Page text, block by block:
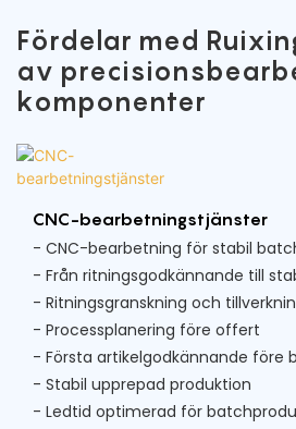
Fördelar med
av
komponenter
CNC-bearbetningstjänster
- CNC-bearbetning för stabil
- Från ritningsgodkännande till
- Ritningsgranskning och
- Processplanering före offert
- Första artikelgodkännande före
- Stabil upprepad produktion
- Ledtid optimerad för